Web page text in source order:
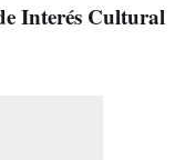
Interés Cultural